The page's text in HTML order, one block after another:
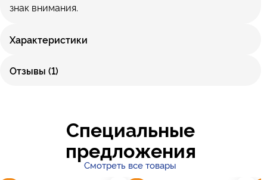
знак внимания.
Характеристики
Отзывы (1)
Специальные
предложения
Смотреть все товары